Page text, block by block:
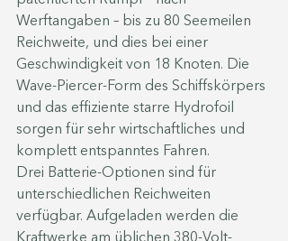
Werftangaben – bis zu 80 Seemeilen
Reichweite, und dies bei einer
Geschwindigkeit von 18 Knoten. Die
Wave-Piercer-Form des Schiffskörpers
und das effiziente starre Hydrofoil
sorgen für sehr wirtschaftliches und
komplett entspanntes Fahren.
Drei Batterie-Optionen sind für
unterschiedlichen Reichweiten
verfügbar. Aufgeladen werden die